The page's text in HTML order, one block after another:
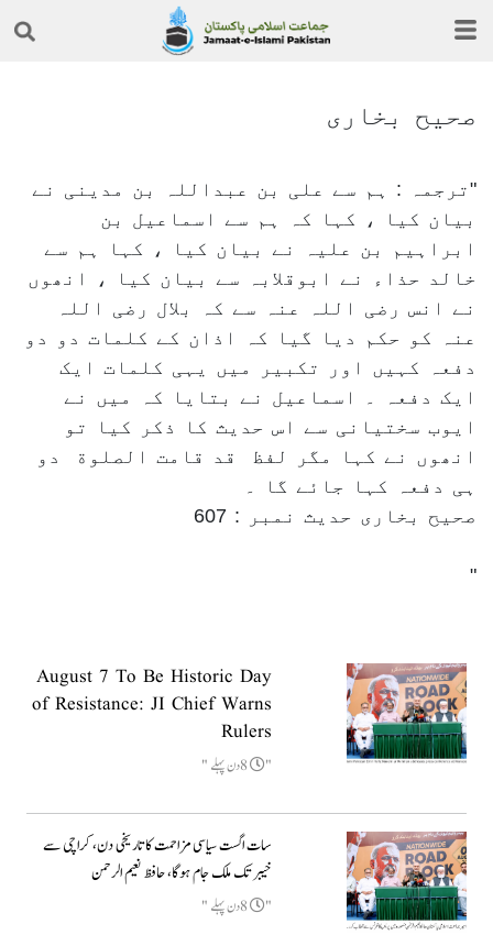
صحیح بخاری
ترجمہ : ہم سے علی بن عبداللہ بن مدینی نے
بیان کیا ، کہا کہ ہم سے اسماعیل بن
ابراہیم بن علیہ نے بیان کیا ، کہا ہم سے
خالد حذاء نے ابوقلابہ سے بیان کیا ، انھوں
نے انس رضی اللہ عنہ سے کہ بلال رضی اللہ
عنہ کو حکم دیا گیا کہ اذان کے کلمات دو دو
دفعہ کہیں اور تکبیر میں یہی کلمات ایک
ایک دفعہ ۔ اسماعیل نے بتایا کہ میں نے
ایوب سختیانی سے اس حدیث کا ذکر کیا تو
انھوں نے کہا مگر لفظ قد قامت الصلوة دو
ہی دفعہ کہا جائے گا ۔
صحیح بخاری حدیث نمبر : 607
August 7 To Be Historic Day
of Resistance: JI Chief Warns
Rulers
8دن پہلے
سات اگست سیاسی مزاحمت کا تاریخی دن، کراچی سے
خیبر تک ملک جام ہوگا، حافظ نعیم الرحمن
8دن پہلے